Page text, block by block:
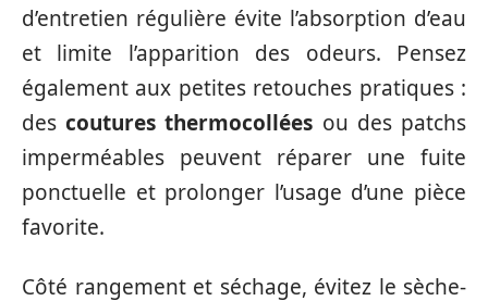
d’entretien régulière évite l’absorption d’eau
et limite l’apparition des odeurs. Pensez
également aux petites retouches pratiques :
descoutures thermocollées ou des patchs
imperméables peuvent réparer une fuite
ponctuelle et prolonger l’usage d’une pièce
favorite.
Côté rangement et séchage, évitez le sèche-